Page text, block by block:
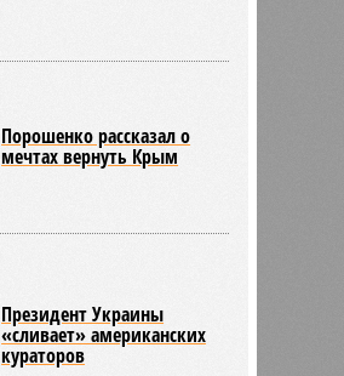
Порошенко рассказал о
мечтах вернуть Крым
Президент Украины
«сливает» американских
кураторов